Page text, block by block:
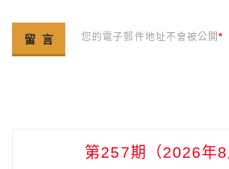
您的電子郵件地址不會被公開*
第257期（2026年8